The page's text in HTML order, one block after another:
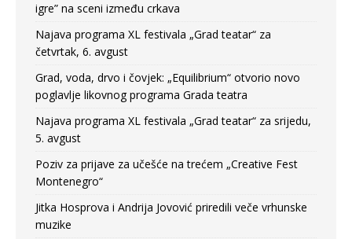
igre” na sceni između crkava
Najava programa XL festivala „Grad teatar“ za
četvrtak, 6. avgust
Grad, voda, drvo i čovjek: „Equilibrium“ otvorio novo
poglavlje likovnog programa Grada teatra
Najava programa XL festivala „Grad teatar“ za srijedu,
5. avgust
Poziv za prijave za učešće na trećem „Creative Fest
Montenegro“
Jitka Hosprova i Andrija Jovović priredili veče vrhunske
muzike